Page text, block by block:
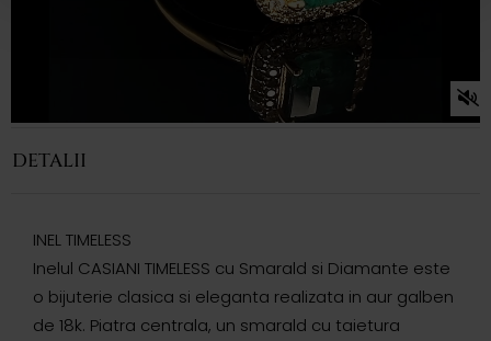
DETALII
INEL TIMELESS
Inelul CASIANI TIMELESS cu Smarald si Diamante este
o bijuterie clasica si eleganta realizata in aur galben
de 18k. Piatra centrala, un smarald cu taietura